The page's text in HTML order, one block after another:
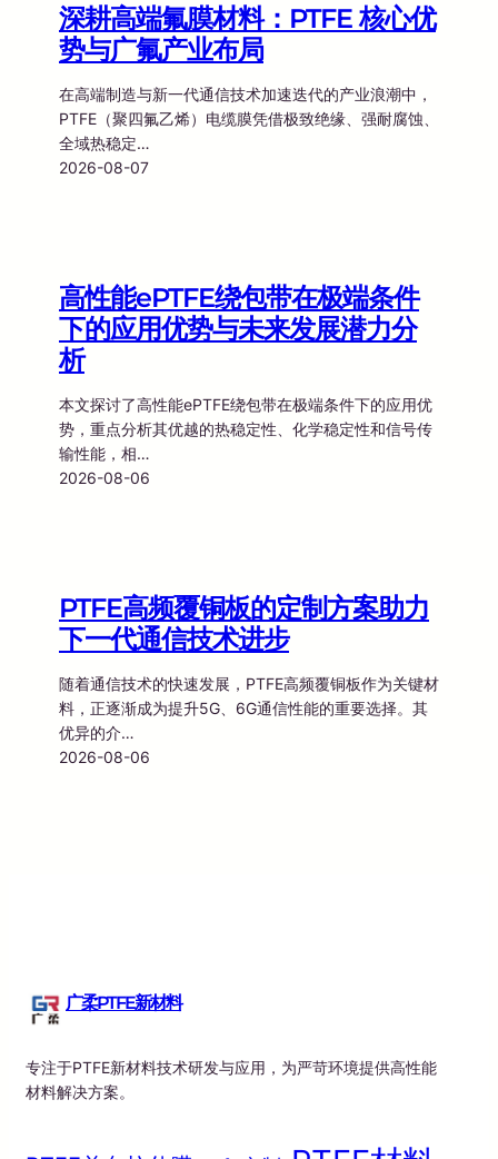
深耕高端氟膜材料：PTFE 核心优
势与广氟产业布局
在高端制造与新一代通信技术加速迭代的产业浪潮中，
PTFE（聚四氟乙烯）电缆膜凭借极致绝缘、强耐腐蚀、
全域热稳定…
2026-08-07
高性能ePTFE绕包带在极端条件
下的应用优势与未来发展潜力分
析
本文探讨了高性能ePTFE绕包带在极端条件下的应用优
势，重点分析其优越的热稳定性、化学稳定性和信号传
输性能，相…
2026-08-06
PTFE高频覆铜板的定制方案助力
下一代通信技术进步
随着通信技术的快速发展，PTFE高频覆铜板作为关键材
料，正逐渐成为提升5G、6G通信性能的重要选择。其
优异的介…
2026-08-06
广柔PTFE新材料
专注于PTFE新材料技术研发与应用，为严苛环境提供高性能
材料解决方案。